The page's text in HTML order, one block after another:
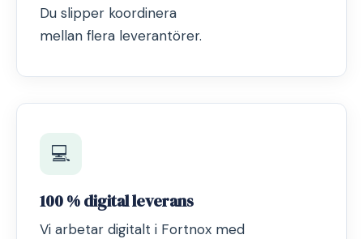
Du slipper koordinera
mellan flera leverantörer.
💻
100 % digital leverans
Vi arbetar digitalt i Fortnox med